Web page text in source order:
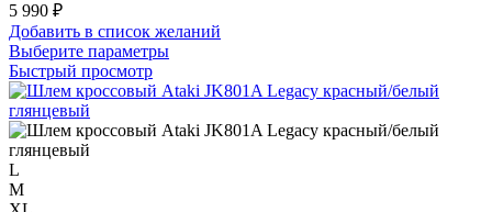
5 990 ₽
Добавить в список желаний
Выберите параметрыЭтот
имеет
вариаций.
Быстрый просмотр
L
M